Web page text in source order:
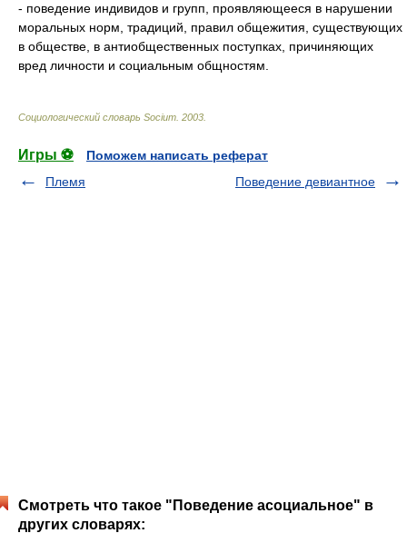
- поведение индивидов и групп, проявляющееся в нарушении
моральных норм, традиций, правил общежития, существующих
в обществе, в антиобщественных поступках, причиняющих
вред личности и социальным общностям.
Социологический словарь Socium 2003
Игры ⚽
Поможем написать реферат
Племя
Поведение девиантное
Смотреть что такое "Поведение асоциальное" в
других словарях: